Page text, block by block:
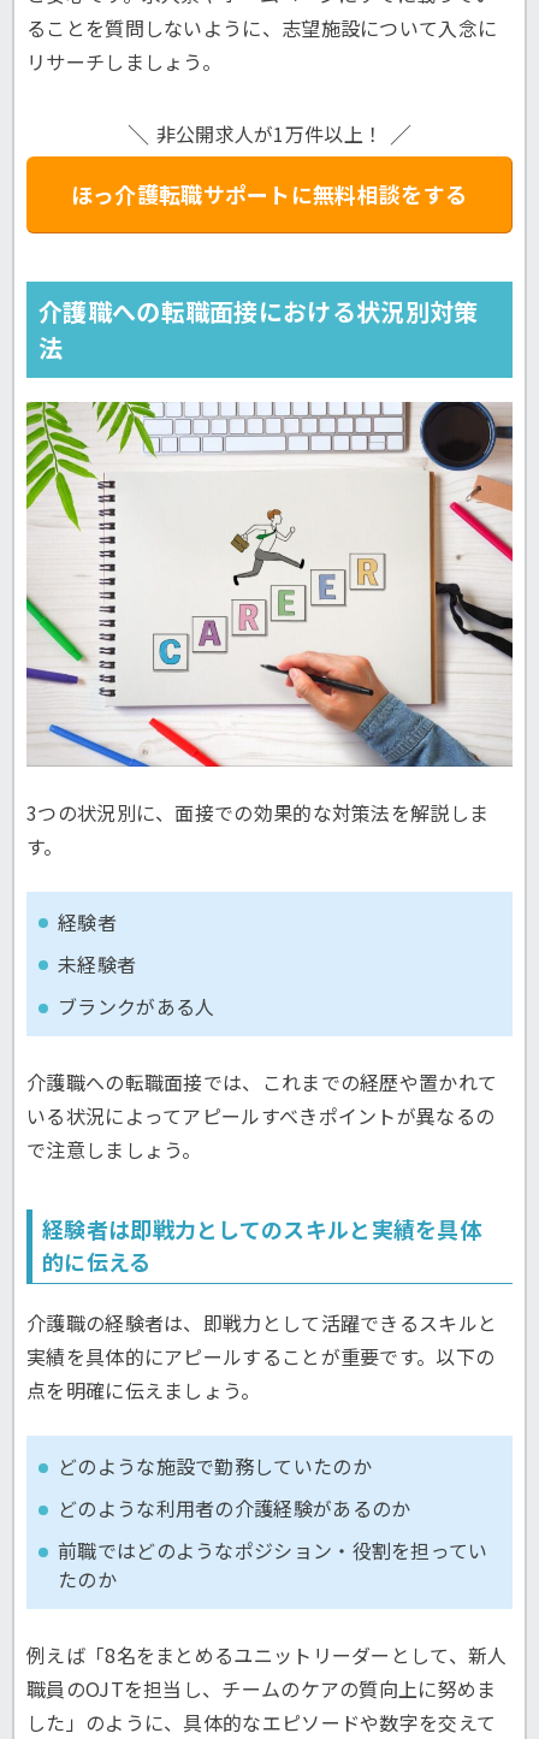
ることを質問しないように、志望施設について入念に
リサーチしましょう。
非公開求人が1万件以上！
ほっ介護転職サポートに無料相談をする
介護職への転職面接における状況別対策
法
3つの状況別に、面接での効果的な対策法を解説しま
す。
経験者
未経験者
ブランクがある人
介護職への転職面接では、これまでの経歴や置かれて
いる状況によってアピールすべきポイントが異なるの
で注意しましょう。
経験者は即戦力としてのスキルと実績を具体
的に伝える
介護職の経験者は、即戦力として活躍できるスキルと
実績を具体的にアピールすることが重要です。以下の
点を明確に伝えましょう。
どのような施設で勤務していたのか
どのような利用者の介護経験があるのか
前職ではどのようなポジション・役割を担ってい
たのか
例えば「8名をまとめるユニットリーダーとして、新人
職員のOJTを担当し、チームのケアの質向上に努めま
した」のように、具体的なエピソードや数字を交えて